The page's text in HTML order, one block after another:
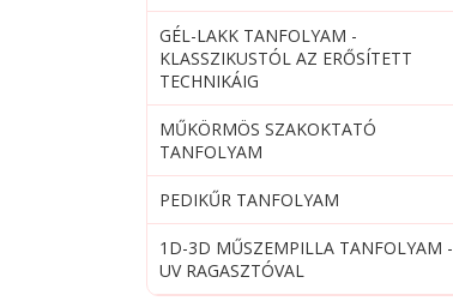
GÉL-LAKK TANFOLYAM -
KLASSZIKUSTÓL AZ ERŐSÍTETT
TECHNIKÁIG
MŰKÖRMÖS SZAKOKTATÓ
TANFOLYAM
PEDIKŰR TANFOLYAM
1D-3D MŰSZEMPILLA TANFOLYAM -
UV RAGASZTÓVAL